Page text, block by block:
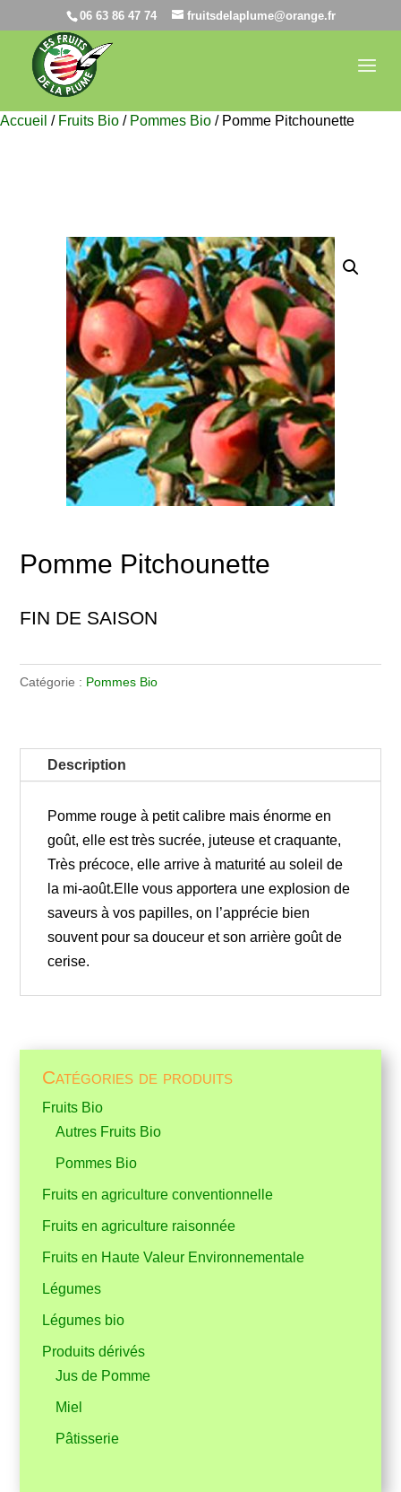
06 63 86 47 74 fruitsdelaplume@orange.fr
Accueil / Fruits Bio / Pommes Bio / Pomme Pitchounette
Pomme Pitchounette
FIN DE SAISON
Catégorie : Pommes Bio
Description
Pomme rouge à petit calibre mais énorme en
goût, elle est très sucrée, juteuse et craquante,
Très précoce, elle arrive à maturité au soleil de
la mi-août.Elle vous apportera une explosion de
saveurs à vos papilles, on l’apprécie bien
souvent pour sa douceur et son arrière goût de
cerise.
Catégories de produits
Fruits Bio
Autres Fruits Bio
Pommes Bio
Fruits en agriculture conventionnelle
Fruits en agriculture raisonnée
Fruits en Haute Valeur Environnementale
Légumes
Légumes bio
Produits dérivés
Jus de Pomme
Miel
Pâtisserie